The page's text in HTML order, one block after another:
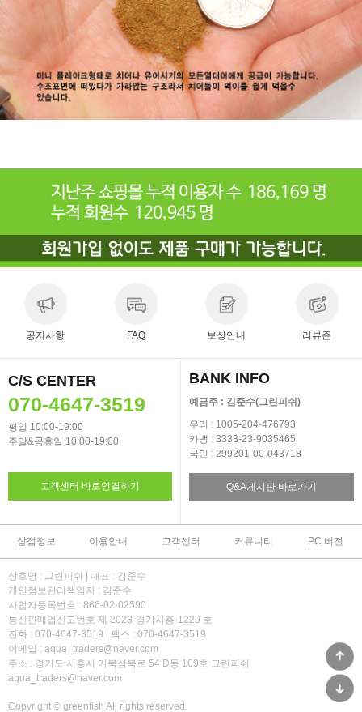
공지사항 FAQ 보상안내 리뷰존
C/S CENTER
070-4647-3519
평일 10:00-19:00
주말&공휴일 10:00-19:00
고객센터 바로연결하기
BANK INFO
예금주 : 김준수(그린피쉬)
우리 : 1005-204-476793
카뱅 : 3333-23-9035465
국민 : 299201-00-043718
Q&A게시판 바로가기
상점정보 이용안내 고객센터 커뮤니티 PC 버전
상호명 : 그린피쉬 | 대표 : 김준수
개인정보관리책임자 : 김준수
사업자등록번호 : 866-02-02590
통신판매업신고번호 제 2023-경기시흥-1229 호
전화 : 070-4647-3519 | 팩스 : 070-4647-3519
이메일 : aqua_traders@naver.com
주소 : 경기도 시흥시 거북섬북로 54 D동 109호 그린피쉬
aqua_traders@naver.com
Copyright © greenfish All rights reserved.